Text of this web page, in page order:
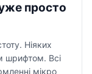
просто
Ніяких
шрифтом. Всі
мікро